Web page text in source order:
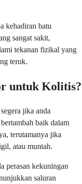
kehadiran batu
sangat sakit,
tekanan fizikal yang
teruk.
untuk Kolitis?
jika anda
baik dalam
terutamanya jika
atau muntah.
perasan kekuningan
saluran